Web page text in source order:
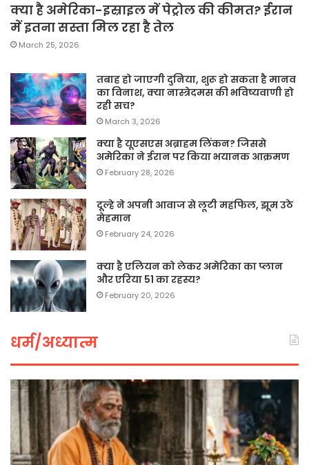
क्या है अमेरिका-इस्राइल में पेट्रोल की कीमत? ईरान
में इतना सस्ता मिल रहा है तेल
March 25, 2026
तबाह हो जाएगी दुनिया, शुरू हो सकता है मानव
का विनाश, क्या नास्त्रेदमस की भविष्यवाणी हो
रही सच?
March 3, 2026
क्या है यूएसएस अब्राहम लिंकन? जिससे
अमेरिका ने ईरान पर किया भयानक आक्रमण
February 28, 2026
दूल्हे ने अपनी आवाज से लूटी महफिल, झूम उठे
मेहमान
February 24, 2026
क्या है एलियन को लेकर अमेरिका का प्लान
और एरिया 51 का रहस्य?
February 20, 2026
धर्म/अध्यात्म